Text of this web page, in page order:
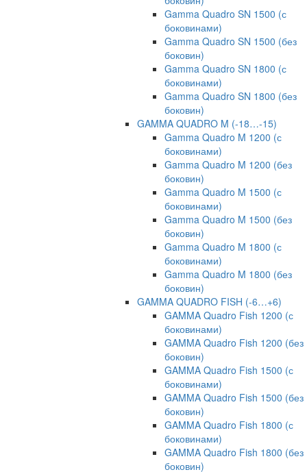
Gamma Quadro SN 1500 (с
боковинами)
Gamma Quadro SN 1500 (без
боковин)
Gamma Quadro SN 1800 (с
боковинами)
Gamma Quadro SN 1800 (без
боковин)
GAMMA QUADRO M (-18…-15)
Gamma Quadro M 1200 (с
боковинами)
Gamma Quadro M 1200 (без
боковин)
Gamma Quadro M 1500 (с
боковинами)
Gamma Quadro M 1500 (без
боковин)
Gamma Quadro M 1800 (с
боковинами)
Gamma Quadro M 1800 (без
боковин)
GAMMA QUADRO FISH (-6…+6)
GAMMA Quadro Fish 1200 (с
боковинами)
GAMMA Quadro Fish 1200 (без
боковин)
GAMMA Quadro Fish 1500 (с
боковинами)
GAMMA Quadro Fish 1500 (без
боковин)
GAMMA Quadro Fish 1800 (с
боковинами)
GAMMA Quadro Fish 1800 (без
боковин)